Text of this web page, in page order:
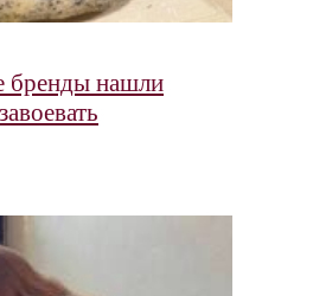
бренды нашли